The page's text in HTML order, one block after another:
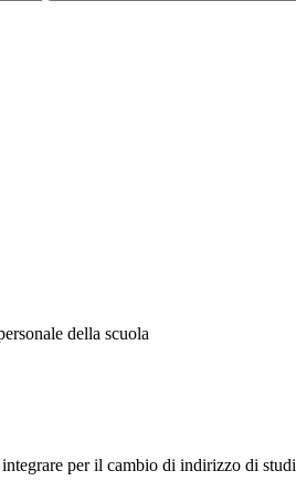
della scuola
per il cambio di indirizzo di studi